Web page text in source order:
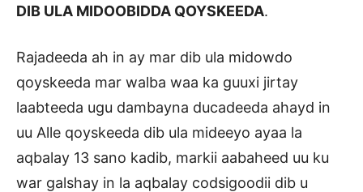
DIB ULA MIDOOBIDDA QOYSKEEDA.
Rajadeeda ah in ay mar dib ula midowdo
qoyskeeda mar walba waa ka guuxi jirtay
laabteeda ugu dambayna ducadeeda ahayd in
uu Alle qoyskeeda dib ula mideeyo ayaa la
aqbalay 13 sano kadib, markii aabaheed uu ku
war galshay in la aqbalay codsigoodii dib u